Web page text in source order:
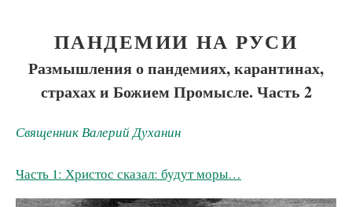
ПАНДЕМИИ НА РУСИ
Размышления о пандемиях, карантинах,
страхах и Божием Промысле. Часть 2
Священник Валерий Духанин
Часть 1: Христос сказал: будут моры…